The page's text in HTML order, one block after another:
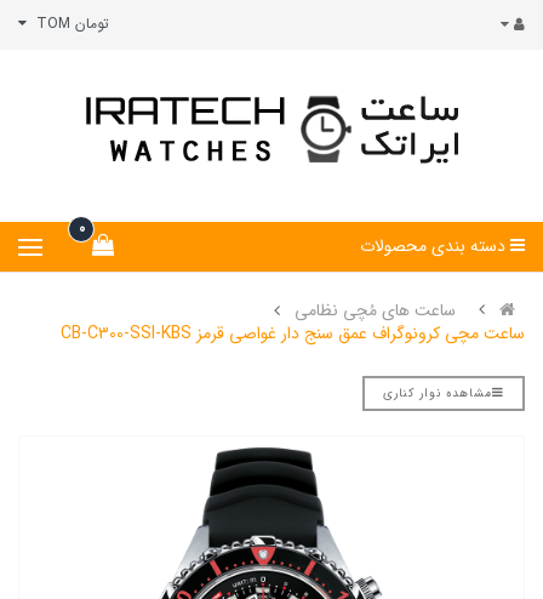
تومان TOM
0
دسته بندی محصولات
ساعت های مُچی نظامی
ساعت مچی کرونوگراف عمق سنج دار غواصی قرمز CB-C300-SSI-KBS
مشاهده نوار کناری